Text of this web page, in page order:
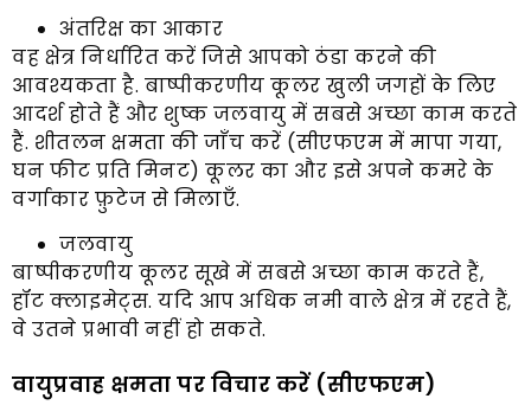
अंतरिक्ष का आकार
वह क्षेत्र निर्धारित करें जिसे आपको ठंडा करने की
आवश्यकता है. बाष्पीकरणीय कूलर खुली जगहों के लिए
आदर्श होते हैं और शुष्क जलवायु में सबसे अच्छा काम करते
हैं. शीतलन क्षमता की जाँच करें (सीएफएम में मापा गया,
घन फीट प्रति मिनट) कूलर का और इसे अपने कमरे के
वर्गाकार फ़ुटेज से मिलाएँ.
जलवायु
बाष्पीकरणीय कूलर सूखे में सबसे अच्छा काम करते हैं,
हॉट क्लाइमेट्स. यदि आप अधिक नमी वाले क्षेत्र में रहते हैं,
वे उतने प्रभावी नहीं हो सकते.
वायुप्रवाह क्षमता पर विचार करें (सीएफएम)